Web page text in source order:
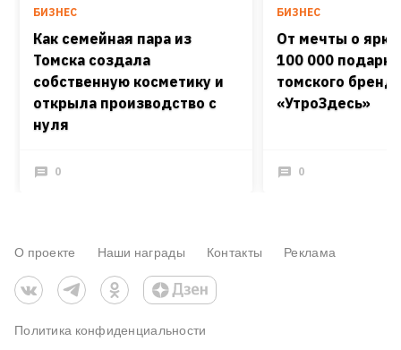
БИЗНЕС
Как семейная пара из
Томска создала
собственную косметику и
открыла производство с
нуля
0
БИЗНЕС
От мечты о
100 000
томского
«УтроЗдесь»
0
О проекте Наши награды Контакты Реклама
Политика конфиденциальности